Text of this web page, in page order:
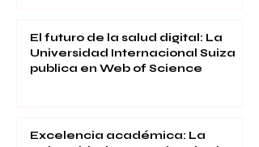
El futuro de la salud digital: La
Universidad Internacional Suiza
publica en Web of Science
Excelencia académica: La